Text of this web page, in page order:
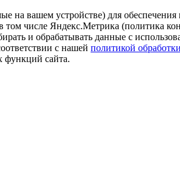
вашем устройстве) для обеспечения
том числе Яндекс.Метрика (политика
и обрабатывать данные с
с нашей политикой
функций сайта.